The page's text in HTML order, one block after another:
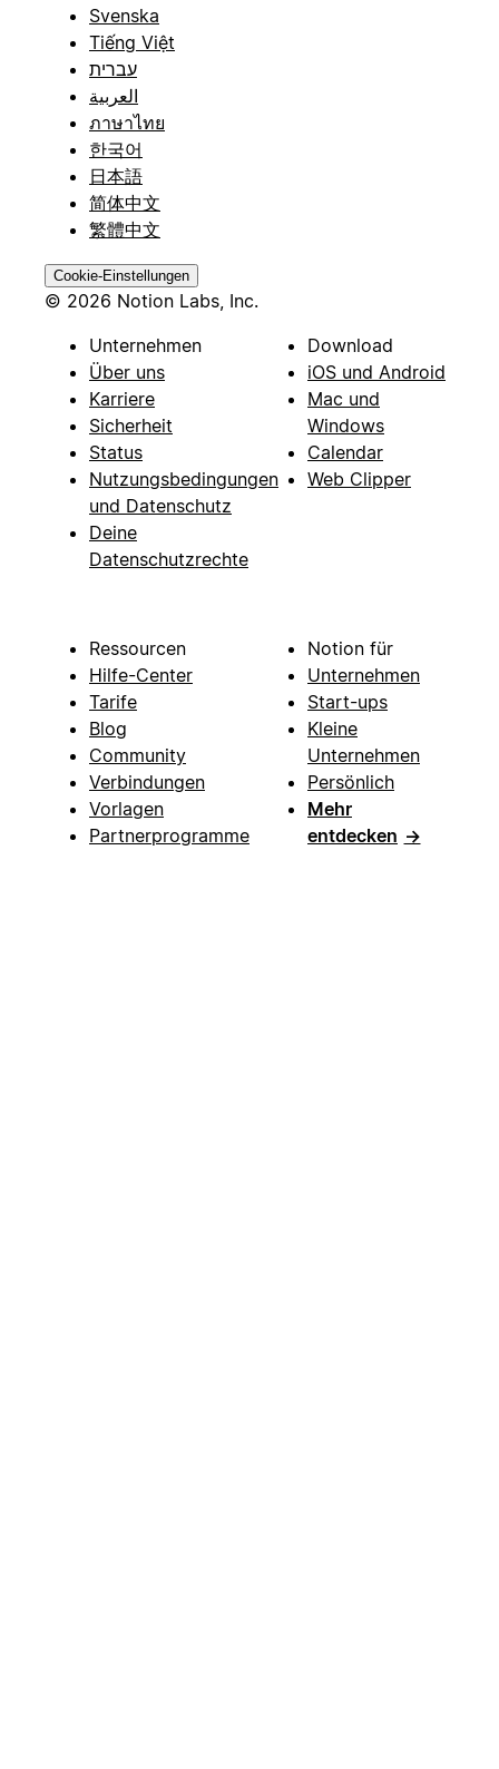
Svenska
Tiếng Việt
עברית
العربية
ภาษาไทย
한국어
日本語
简体中文
繁體中文
Cookie-Einstellungen
© 2026 Notion Labs, Inc.
Unternehmen
Über uns
Karriere
Sicherheit
Status
Nutzungsbedingungen
und Datenschutz
Deine
Datenschutzrechte
Download
iOS und Android
Mac und
Windows
Calendar
Web Clipper
Ressourcen
Hilfe-Center
Tarife
Blog
Community
Verbindungen
Vorlagen
Partnerprogramme
Notion für
Unternehmen
Start-ups
Kleine
Unternehmen
Persönlich
Mehr
entdecken →